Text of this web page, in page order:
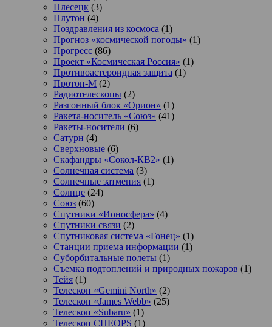
Плесецк (3)
Плутон (4)
Поздравления из космоса (1)
Прогноз «космической погоды» (1)
Прогресс (86)
Проект «Космическая Россия» (1)
Противоастероидная защита (1)
Протон-М (2)
Радиотелескопы (2)
Разгонный блок «Орион» (1)
Ракета-носитель «Союз» (41)
Ракеты-носители (6)
Сатурн (4)
Сверхновые (6)
Скафандры «Сокол-КВ2» (1)
Солнечная система (3)
Солнечные затмения (1)
Солнце (24)
Союз (60)
Спутники «Ионосфера» (4)
Спутники связи (2)
Спутниковая система «Гонец» (1)
Станции приема информации (1)
Суборбитальные полеты (1)
Съемка подтоплений и природных пожаров (1)
Тейя (1)
Телескоп «Gemini North» (2)
Телескоп «James Webb» (25)
Телескоп «Subaru» (1)
Телескоп CHEOPS (1)